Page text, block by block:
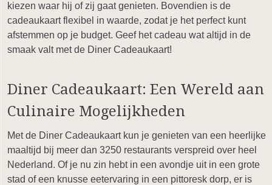
kiezen waar hij of zij gaat genieten. Bovendien is de
cadeaukaart flexibel in waarde, zodat je het perfect kunt
afstemmen op je budget. Geef het cadeau wat altijd in de
smaak valt met de Diner Cadeaukaart!
Diner Cadeaukaart: Een Wereld aan
Culinaire Mogelijkheden
Met de Diner Cadeaukaart kun je genieten van een heerlijke
maaltijd bij meer dan 3250 restaurants verspreid over heel
Nederland. Of je nu zin hebt in een avondje uit in een grote
stad of een knusse eetervaring in een pittoresk dorp, er is